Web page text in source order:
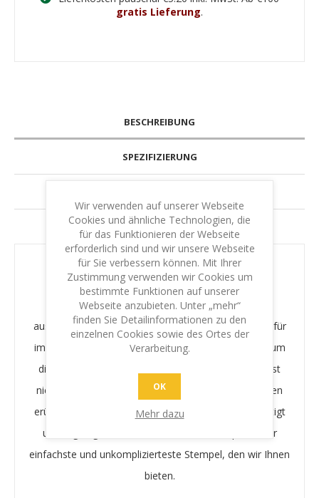
gratis Lieferung.
BESCHREIBUNG
SPEZIFIZIERUNG
IHR SCHUTZ - IHRE SICHERHEIT
Langlebige Holzstempel
Es sind 2 Dinge, die den Klassichen Holzstempel
ausmachen: Er ist sehr preiswert und er funktioniert für
immer. Nutzen Sie unterschiedliche Stempelkissen, um
die Farbe schnell zu wechseln. Das Stempelkissen ist
nicht in den Stempel intergriert, was das Austauschen
erübrigt. Unsere Stempel sind aus edlem Holz gefertigt
und liegen gut in der Hand. Der Holzstempel ist der
einfachste und unkomplizierteste Stempel, den wir Ihnen
bieten.
Wir verwenden auf unserer Webseite
Cookies und ähnliche Technologien, die
für das Funktionieren der Webseite
erforderlich sind und wir unsere Webseite
für Sie verbessern können. Mit Ihrer
Zustimmung verwenden wir Cookies um
bestimmte Funktionen auf unserer
Webseite anzubieten. Unter „mehr“
finden Sie Detailinformationen zu den
einzelnen Cookies sowie des Ortes der
Verarbeitung.
OK
Mehr dazu